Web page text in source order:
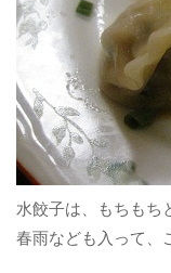
水餃子は、もちもち
春雨なども入って、